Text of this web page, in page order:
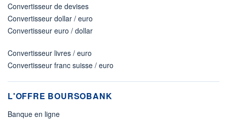
Convertisseur de devises
Convertisseur dollar / euro
Convertisseur euro / dollar
Convertisseur livres / euro
Convertisseur franc suisse / euro
L'OFFRE BOURSOBANK
Banque en ligne